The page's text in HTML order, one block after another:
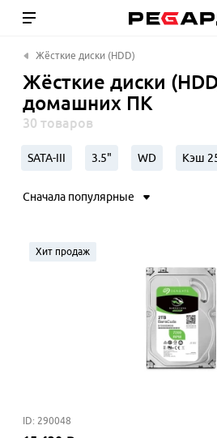
Жёсткие диски (HDD)
Жёсткие диски
домашних ПК
30 товаров
SATA-III 3.5" WD Кэш
Сначала популярные
Хит продаж
ID: 290048